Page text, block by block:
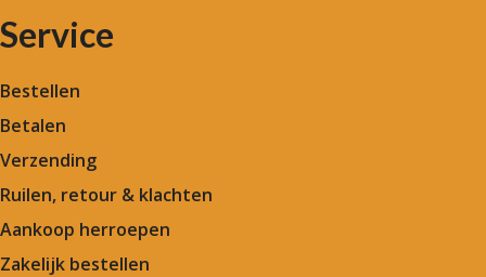
Service
Bestellen
Betalen
Verzending
Ruilen, retour & klachten
Aankoop herroepen
Zakelijk bestellen